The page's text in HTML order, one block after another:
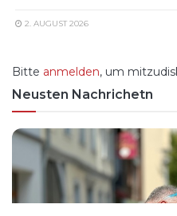
2. AUGUST 2026
Bitte anmelden, um
Neusten Nachrichetn